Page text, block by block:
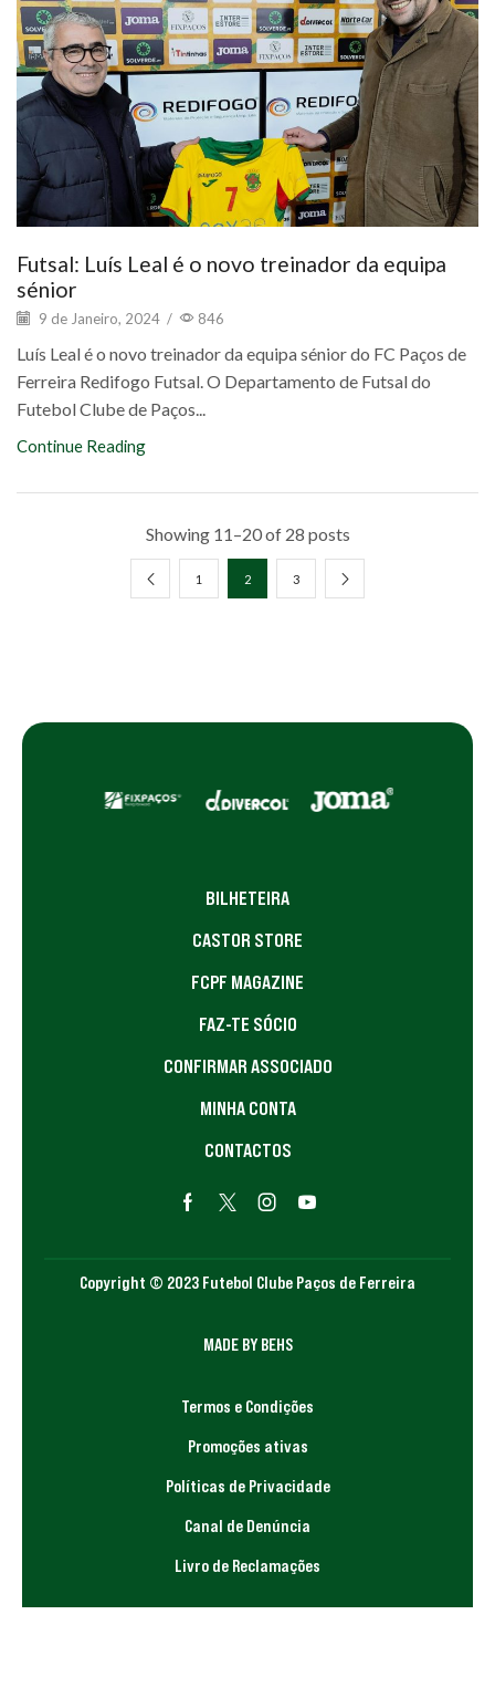
Futsal: Luís Leal é o novo treinador da equipa
sénior
9 de Janeiro, 2024 / 846
Luís Leal é o novo treinador da equipa sénior do FC Paços de
Ferreira Redifogo Futsal. O Departamento de Futsal do
Futebol Clube de Paços...
Continue Reading
Showing 11–20 of 28 posts
1 2 3
BILHETEIRA
CASTOR STORE
FCPF MAGAZINE
FAZ-TE SÓCIO
CONFIRMAR ASSOCIADO
MINHA CONTA
CONTACTOS
Copyright © 2023 Futebol Clube Paços de Ferreira
MADE BY BEHS
Termos e Condições
Promoções ativas
Políticas de Privacidade
Canal de Denúncia
Livro de Reclamações